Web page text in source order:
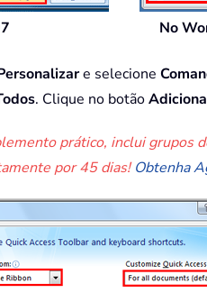
No
e selecione
. Clique no botão
prático, inclui grupos
por 45 dias!Obtenha